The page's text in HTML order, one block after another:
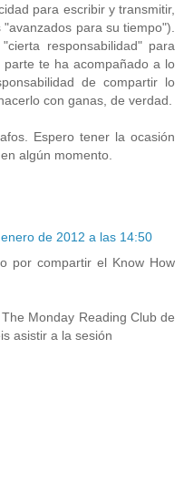
para escribir y transmitir,
para su tiempo").
responsabilidad" para
te ha acompañado a lo
de compartir lo
con ganas, de verdad.
Espero tener la ocasión
algún momento.
de 2012 a las 14:50
por compartir el Know How
Monday Reading Club de
asistir a la sesión